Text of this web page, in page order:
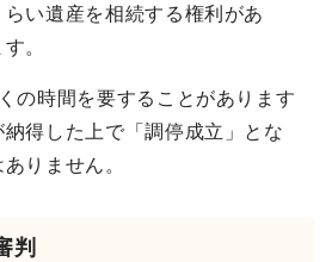
い遺産を相続する権利があ
。
の時間を要することがあります
得した上で「調停成立」とな
りません。
判